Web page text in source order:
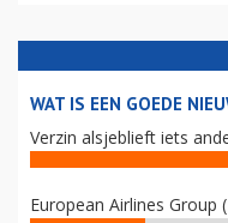
WAT IS EEN GOEDE
Verzin alsjeblieft iets
European Airlines Group